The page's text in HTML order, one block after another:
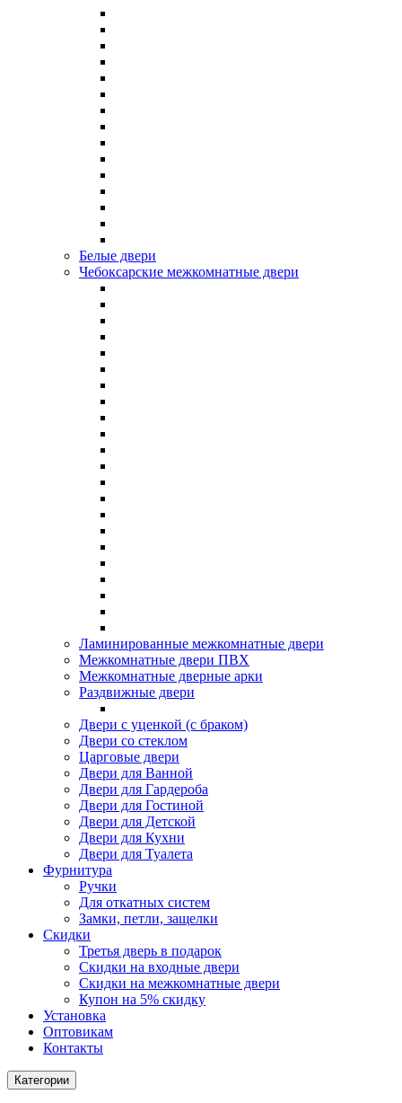
Белые двери
Чебоксарские межкомнатные двери
Ламинированные межкомнатные двери
Межкомнатные двери ПВХ
Межкомнатные дверные арки
Раздвижные двери
Двери с уценкой (с браком)
Двери со стеклом
Царговые двери
Двери для Ванной
Двери для Гардероба
Двери для Гостиной
Двери для Детской
Двери для Кухни
Двери для Туалета
Фурнитура
Ручки
Для откатных систем
Замки, петли, защелки
Скидки
Третья дверь в подарок
Скидки на входные двери
Скидки на межкомнатные двери
Купон на 5% скидку
Установка
Оптовикам
Контакты
Категории